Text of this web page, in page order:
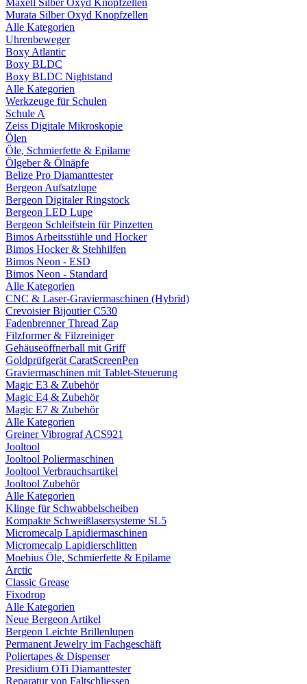
Maxell Silber Oxyd Knopfzellen
Murata Silber Oxyd Knopfzellen
Alle Kategorien
Uhrenbeweger
Boxy Atlantic
Boxy BLDC
Boxy BLDC Nightstand
Alle Kategorien
Werkzeuge für Schulen
Schule A
Zeiss Digitale Mikroskopie
Ölen
Öle, Schmierfette & Epilame
Ölgeber & Ölnäpfe
Belize Pro Diamanttester
Bergeon Aufsatzlupe
Bergeon Digitaler Ringstock
Bergeon LED Lupe
Bergeon Schleifstein für Pinzetten
Bimos Arbeitsstühle und Hocker
Bimos Hocker & Stehhilfen
Bimos Neon - ESD
Bimos Neon - Standard
Alle Kategorien
CNC & Laser-Graviermaschinen (Hybrid)
Crevoisier Bijoutier C530
Fadenbrenner Thread Zap
Filzformer & Filzreiniger
Gehäuseöffnerball mit Griff
Goldprüfgerät CaratScreenPen
Graviermaschinen mit Tablet-Steuerung
Magic E3 & Zubehör
Magic E4 & Zubehör
Magic E7 & Zubehör
Alle Kategorien
Greiner Vibrograf ACS921
Jooltool
Jooltool Poliermaschinen
Jooltool Verbrauchsartikel
Jooltool Zubehör
Alle Kategorien
Klinge für Schwabbelscheiben
Kompakte Schweißlasersysteme SL5
Micromecalp Lapidiermaschinen
Micromecalp Lapidierschlitten
Moebius Öle, Schmierfette & Epilame
Arctic
Classic Grease
Fixodrop
Alle Kategorien
Neue Bergeon Artikel
Bergeon Leichte Brillenlupen
Permanent Jewelry im Fachgeschäft
Poliertapes & Dispenser
Presidium OTi Diamanttester
Reparatur von Faltschliessen